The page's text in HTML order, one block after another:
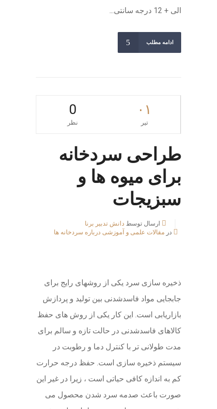
الی + 12 درجه سانتی...
ادامه مطلب
۰۱
تیر
0
نظر
طراحی سردخانه
برای میوه ها و
سبزیجات
ارسال توسط دانش تدبیر برنا
در مقالات علمی و آموزشی درباره سردخانه ها
ذخیره سازی سرد یکی از روشهای رایج برای
جابجایی مواد فاسدشدنی بین تولید و پردازش
بازاریابی است. این کار یکی از روش های حفظ
کالاهای فاسدشدنی در حالت تازه و سالم برای
مدت طولانی تر با کنترل دما و رطوبت در
سیستم ذخیره سازی است. حفظ درجه حرارت
کم به اندازه کافی حیاتی است ، زیرا در غیر این
صورت باعث صدمه سرد شدن محصول می